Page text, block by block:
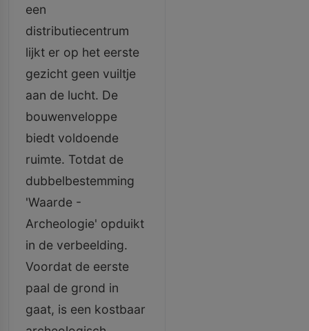
een
distributiecentrum
lijkt er op het eerste
gezicht geen vuiltje
aan de lucht. De
bouwenveloppe
biedt voldoende
ruimte. Totdat de
dubbelbestemming
'Waarde -
Archeologie' opduikt
in de verbeelding.
Voordat de eerste
paal de grond in
gaat, is een kostbaar